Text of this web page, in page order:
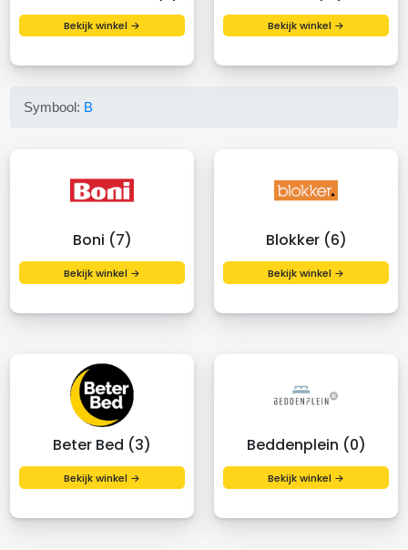
Bekijk winkel → Bekijk winkel →
Symbool: B
Boni (7)
Bekijk winkel →
Blokker (6)
Bekijk winkel →
Beter Bed (3)
Bekijk winkel →
Beddenplein (0)
Bekijk winkel →